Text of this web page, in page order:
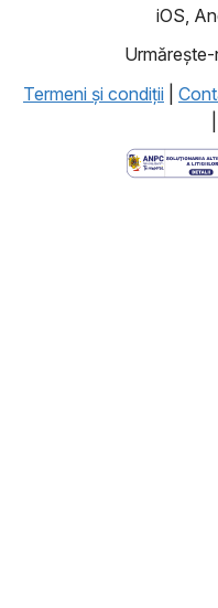
iOS,
Urmăreşte-
Termeni şi condiţii